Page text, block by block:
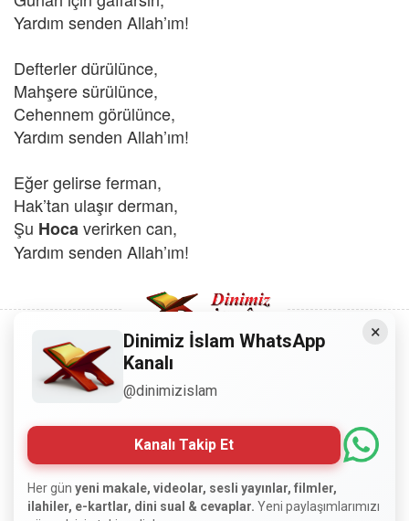
Yardım senden Allah’ım!
Defterler dürülünce,
Mahşere sürülünce,
Cehennem görülünce,
Yardım senden Allah’ım!
Eğer gelirse ferman,
Hak’tan ulaşır derman,
Şu Hocaverirken can,
Yardım senden Allah’ım!
Copyright © 2008 - Dinimiz İslam. Her Hakkı Saklıdır.
Sitemizdeki bilgiler, bütün insanların istifadesi için
hazırlanmıştır. Orijinaline sadık kalmak şartıyla, izin
almaya gerek kalmadan, herkes istediği gibi alıp istifade
edebilir.
×
Dinimiz İslam WhatsApp
Kanalı
@dinimizislam
Kanalı Takip Et
Her gün yeni makale, videolar, sesli yayınlar, filmler,
ilahiler, e-kartlar, dini sual & cevaplar. Yeni paylaşımlarımızı